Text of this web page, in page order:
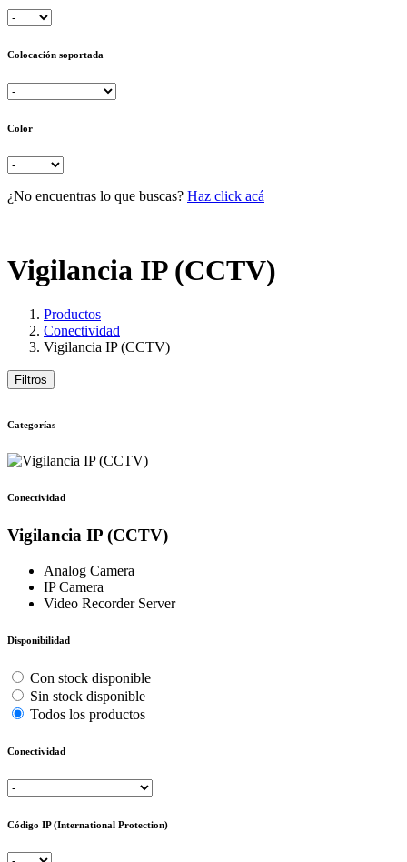
Colocación soportada
Color
¿No encuentras lo que buscas? Haz click acá
Vigilancia IP (CCTV)
Productos
Conectividad
Vigilancia IP (CCTV)
Filtros
Categorías
Conectividad
Vigilancia IP (CCTV)
Analog Camera
IP Camera
Video Recorder Server
Disponibilidad
Con stock disponible
Sin stock disponible
Todos los productos
Conectividad
Código IP (International Protection)